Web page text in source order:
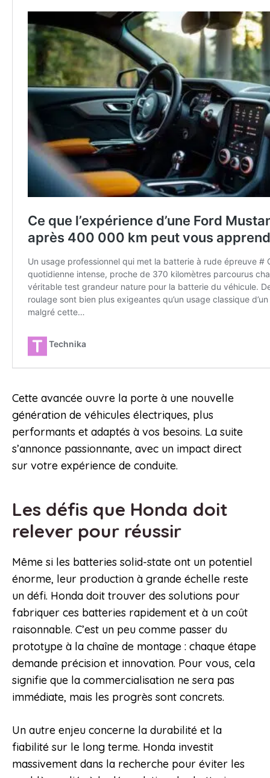
Cette avancée ouvre la porte à une nouvelle
génération de véhicules électriques, plus
performants et adaptés à vos besoins. La suite
s’annonce passionnante, avec un impact direct
sur votre expérience de conduite.
Les défis que Honda doit
relever pour réussir
Même si les batteries solid-state ont un potentiel
énorme, leur production à grande échelle reste
un défi. Honda doit trouver des solutions pour
fabriquer ces batteries rapidement et à un coût
raisonnable. C’est un peu comme passer du
prototype à la chaîne de montage : chaque étape
demande précision et innovation. Pour vous, cela
signifie que la commercialisation ne sera pas
immédiate, mais les progrès sont concrets.
Un autre enjeu concerne la durabilité et la
fiabilité sur le long terme. Honda investit
massivement dans la recherche pour éviter les